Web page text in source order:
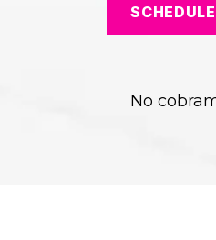
No